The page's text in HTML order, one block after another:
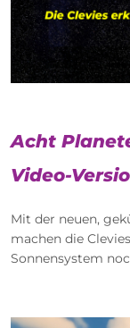
Acht
Video-
Mit der neuen,
machen die
Sonnensystem